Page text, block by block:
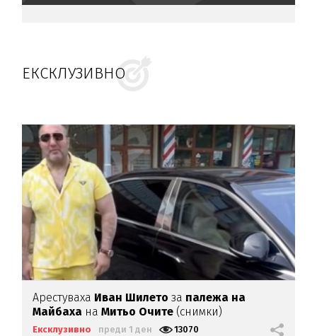
ЕКСКЛУЗИВНО
Арестуваха Иван Шилетоза палежа на
Майбаха наМитьо Очите (снимки)
Ексклузивно преди 1 ден 13070